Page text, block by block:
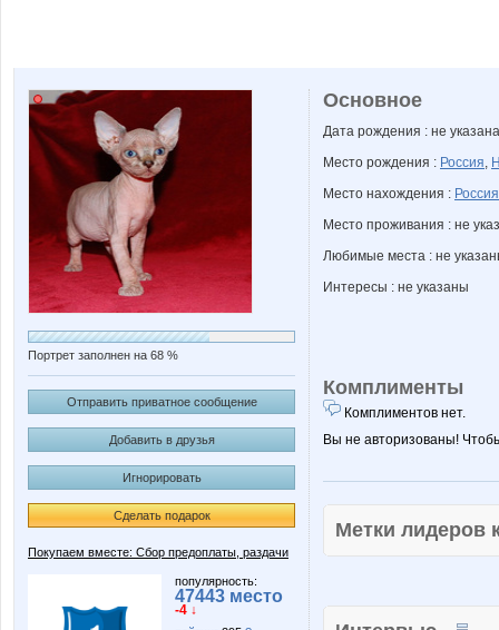
Портрет заполнен на 68 %
Отправить приватное сообщение
Добавить в друзья
Игнорировать
Сделать подарок
Покупаем вместе: Сбор предоплаты, раздачи
популярность:
47443 место
-4 ↓
Основное
Дата рождения : не указана
Место рождения : Россия,
Место нахождения : Россия
Место проживания : не
Любимые места : не
Интересы : не указаны
Комплименты
Комплиментов нет.
Вы не авторизованы!
Метки